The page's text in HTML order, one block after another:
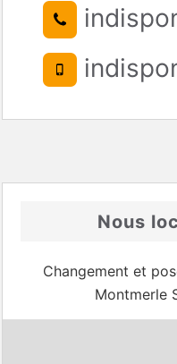
Nous
Changement et
Montmerle